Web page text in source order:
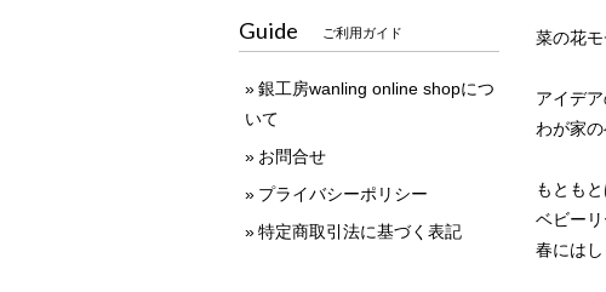
菜の花モ
アイデア
わが家
もとも
ベビーリ
春にはし
Guide ご利用ガイド
銀工房wanling online shopにつ
いて
お問合せ
プライバシーポリシー
特定商取引法に基づく表記